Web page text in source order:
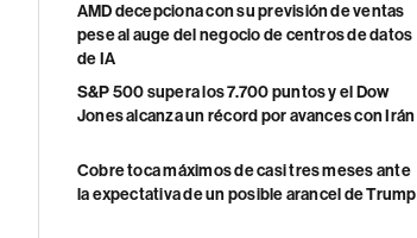
AMD decepciona con su previsión de ventas
pese al auge del negocio de centros de datos
de IA
S&P 500 supera los 7.700 puntos y el Dow
Jones alcanza un récord por avances con Irán
Cobre toca máximos de casi tres meses ante
la expectativa de un posible arancel de Trump